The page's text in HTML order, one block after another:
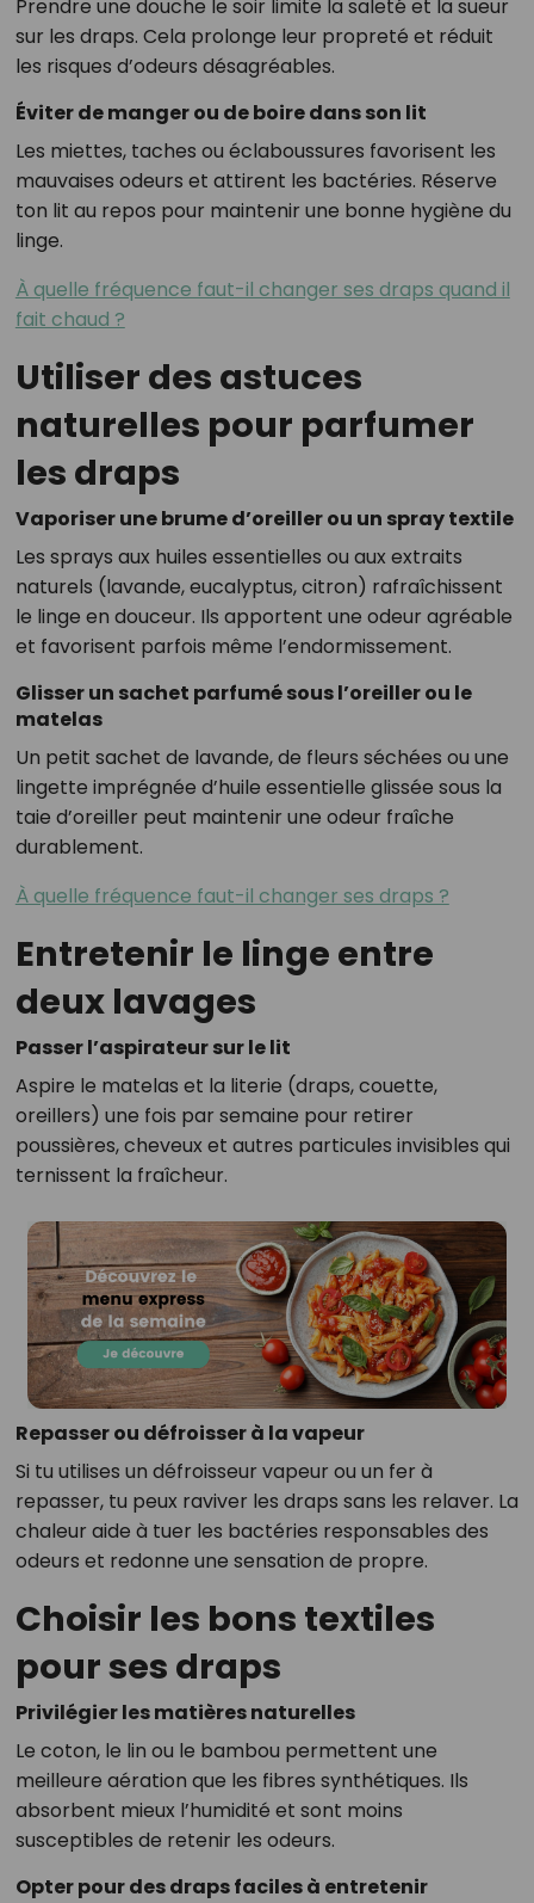
Prendre une douche le soir limite la saleté et la sueur
sur les draps. Cela prolonge leur propreté et réduit
les risques d’odeurs désagréables.
Éviter de manger ou de boire dans son lit
Les miettes, taches ou éclaboussures favorisent les
mauvaises odeurs et attirent les bactéries. Réserve
ton lit au repos pour maintenir une bonne hygiène du
linge.
À quelle fréquence faut-il changer ses draps quand il
fait chaud ?
Utiliser des astuces
naturelles pour parfumer
les draps
Vaporiser une brume d’oreiller ou un spray textile
Les sprays aux huiles essentielles ou aux extraits
naturels (lavande, eucalyptus, citron) rafraîchissent
le linge en douceur. Ils apportent une odeur agréable
et favorisent parfois même l’endormissement.
Glisser un sachet parfumé sous l’oreiller ou le
matelas
Un petit sachet de lavande, de fleurs séchées ou une
lingette imprégnée d’huile essentielle glissée sous la
taie d’oreiller peut maintenir une odeur fraîche
durablement.
À quelle fréquence faut-il changer ses draps ?
Entretenir le linge entre
deux lavages
Passer l’aspirateur sur le lit
Aspire le matelas et la literie (draps, couette,
oreillers) une fois par semaine pour retirer
poussières, cheveux et autres particules invisibles qui
ternissent la fraîcheur.
Repasser ou défroisser à la vapeur
Si tu utilises un défroisseur vapeur ou un fer à
repasser, tu peux raviver les draps sans les relaver. La
chaleur aide à tuer les bactéries responsables des
odeurs et redonne une sensation de propre.
Choisir les bons textiles
pour ses draps
Privilégier les matières naturelles
Le coton, le lin ou le bambou permettent une
meilleure aération que les fibres synthétiques. Ils
absorbent mieux l’humidité et sont moins
susceptibles de retenir les odeurs.
Opter pour des draps faciles à entretenir